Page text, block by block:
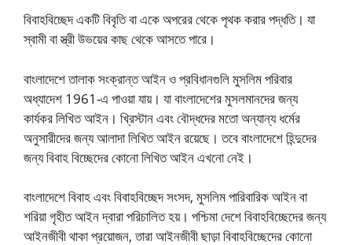
বিবাহবিচ্ছেদ একটি বিবৃতি বা একে অপরের থেকে পৃথক করার পদ্ধতি। যা
স্বামী বা স্ত্রী উভয়ের কাছ থেকে আসতে পারে।
বাংলাদেশে তালাক সংক্রান্ত আইন ও প্রবিধানগুলি মুসলিম পরিবার
অধ্যাদেশ 1961-এ পাওয়া যায়। যা বাংলাদেশের মুসলমানদের জন্য
কার্যকর লিখিত আইন। খ্রিস্টান এবং বৌদ্ধদের মতো অন্যান্য ধর্মের
অনুসারীদের জন্য আলাদা লিখিত আইন রয়েছে। তবে বাংলাদেশে হিন্দুদের
জন্য বিবাহ বিচ্ছেদের কোনো লিখিত আইন এখনো নেই।
বাংলাদেশে বিবাহ এবং বিবাহবিচ্ছেদ সংসদ, মুসলিম পারিবারিক আইন বা
শরিয়া গৃহীত আইন দ্বারা পরিচালিত হয়। পশ্চিমা দেশে বিবাহবিচ্ছেদের জন্য
আইনজীবী থাকা প্রয়োজন, তারা আইনজীবী ছাড়া বিবাহবিচ্ছেদের কোনো